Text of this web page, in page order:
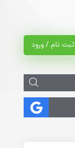
ثبت نام / ورود